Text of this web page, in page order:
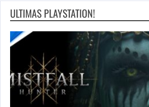
ULTIMAS PLAYSTATION!